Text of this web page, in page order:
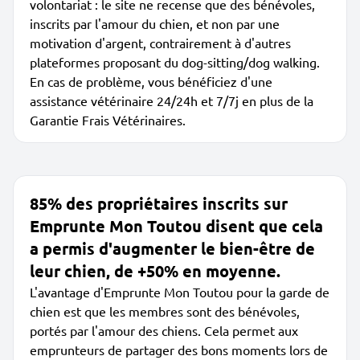
volontariat : le site ne recense que des bénévoles,
inscrits par l'amour du chien, et non par une
motivation d'argent, contrairement à d'autres
plateformes proposant du dog-sitting/dog walking.
En cas de problème, vous bénéficiez d'une
assistance vétérinaire 24/24h et 7/7j en plus de la
Garantie Frais Vétérinaires.
85% des propriétaires inscrits sur
Emprunte Mon Toutou disent que cela
a permis d'augmenter le bien-être de
leur chien, de +50% en moyenne.
L'avantage d'Emprunte Mon Toutou pour la garde de
chien est que les membres sont des bénévoles,
portés par l'amour des chiens. Cela permet aux
emprunteurs de partager des bons moments lors de